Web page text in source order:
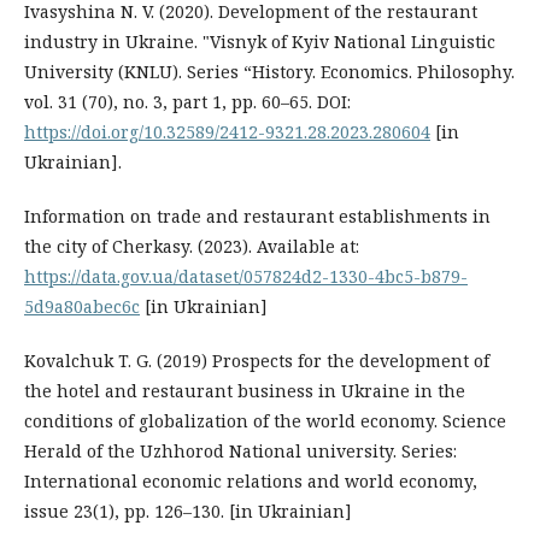
Ivasyshina N. V. (2020). Development of the restaurant
industry in Ukraine. "Visnyk of Kyiv National Linguistic
University (KNLU). Series “History. Economics. Philosophy.
vol. 31 (70), no. 3, part 1, рр. 60–65. DOI:
https://doi.org/10.32589/2412-9321.28.2023.280604 [in
Ukrainian].
Information on trade and restaurant establishments in
the city of Cherkasy. (2023). Available at:
https://data.gov.ua/dataset/057824d2-1330-4bc5-b879-
5d9a80abec6c [in Ukrainian]
Kovalchuk T. G. (2019) Prospects for the development of
the hotel and restaurant business in Ukraine in the
conditions of globalization of the world economy. Science
Herald of the Uzhhorod National university. Series:
International economic relations and world economy,
issue 23(1), pp. 126–130. [in Ukrainian]